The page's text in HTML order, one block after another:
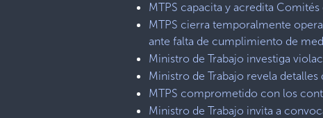
MTPS capacita y acredita
MTPS cierra temporalmente
ante falta de cumplimiento de
Ministro de Trabajo investiga
Ministro de Trabajo revela detalles
MTPS comprometido con los
Ministro de Trabajo invita a